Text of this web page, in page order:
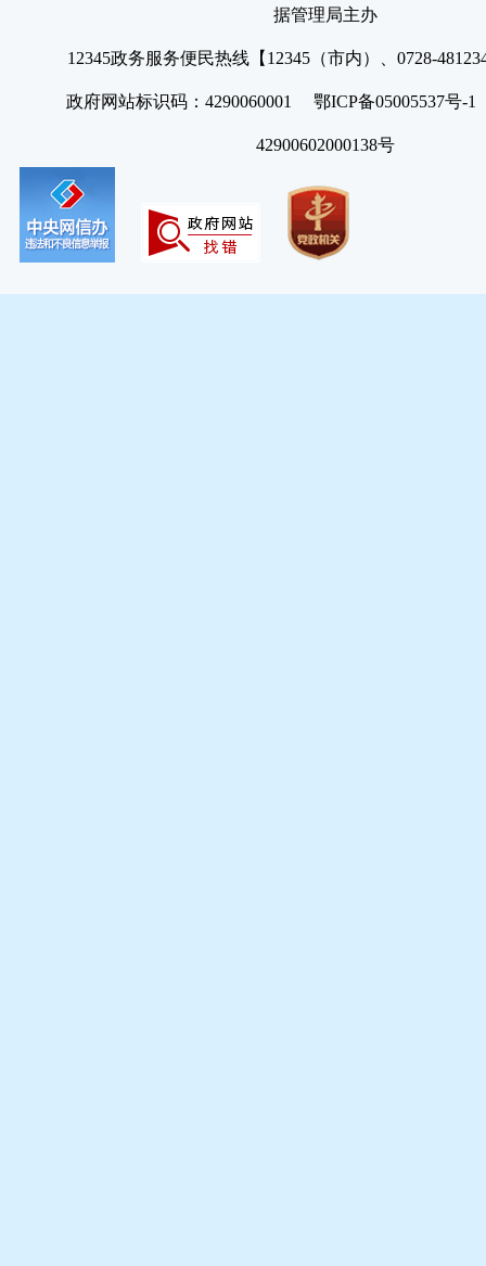
据管理局主办
12345政务服务便民热线【12345（市内）、0728-
政府网站标识码：4290060001 鄂ICP备05005537号
42900602000138号